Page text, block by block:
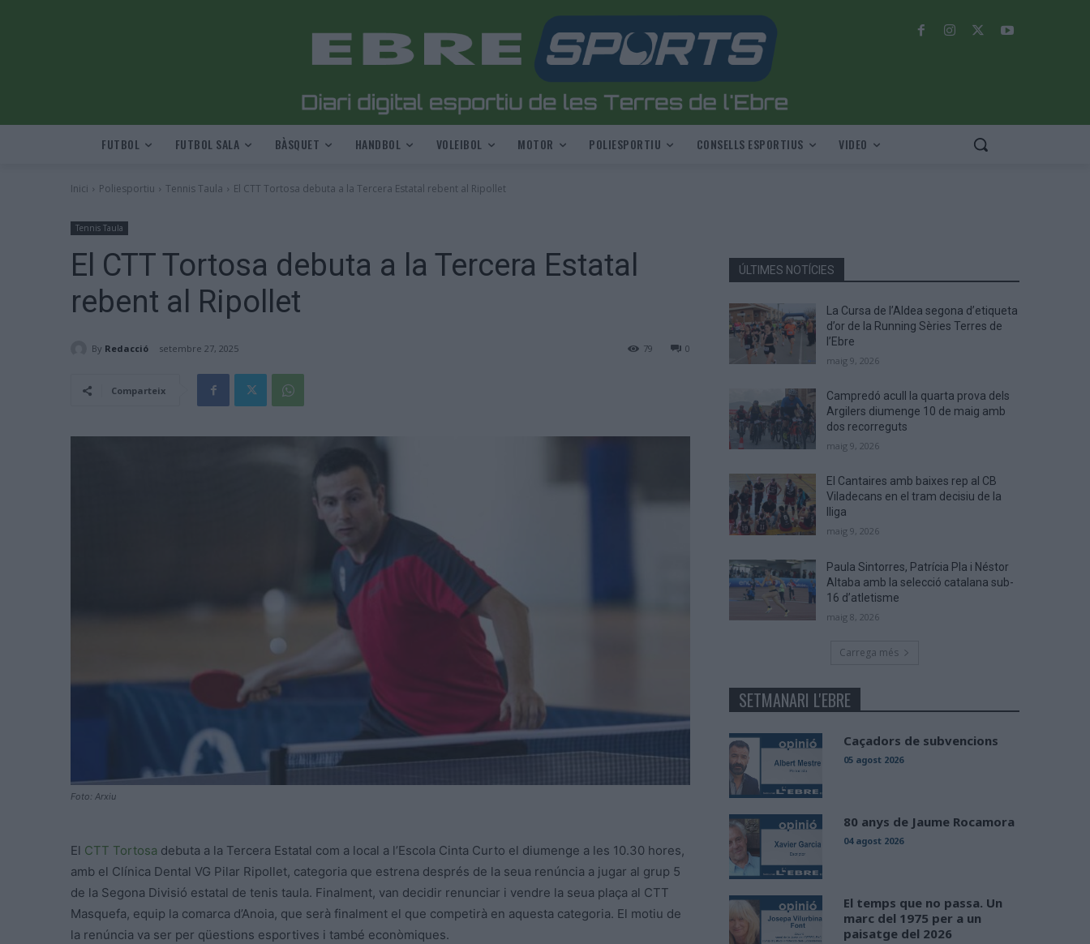
FUTBOL FUTBOL SALA BÀSQUET HANDBOL VOLEIBOL MOTOR POLIESPORTIU CONSELLS ESPORTIUS VIDEO
Inici Poliesportiu Tennis Taula El CTT Tortosa debuta a la Tercera Estatal rebent al Ripollet
Tennis Taula
El CTT Tortosa debuta a la Tercera Estatal
rebent al Ripollet
By Redacció setembre 27, 2025 0
79
Comparteix
Foto: Arxiu
El CTT Tortosa debuta a la Tercera Estatal com a local a l’Escola Cinta Curto el diumenge a les 10.30 hores,
amb el Clínica Dental VG Pilar Ripollet, categoria que estrena després de la seua renúncia a jugar al grup 5
de la Segona Divisió estatal de tenis taula. Finalment, van decidir renunciar i vendre la seua plaça al CTT
Masquefa, equip la comarca d’Anoia, que serà finalment el que competirà en aquesta categoria. El motiu de
la renúncia va ser per qüestions esportives i també econòmiques.
ÚLTIMES NOTÍCIES
La Cursa de l’Aldea segona d’etiqueta
d’or de la Running Sèries Terres de
l’Ebre
maig 9, 2026
Campredó acull la quarta prova dels
Argilers diumenge 10 de maig amb
dos recorreguts
maig 9, 2026
El Cantaires amb baixes rep al CB
Viladecans en el tram decisiu de la
lliga
maig 9, 2026
Paula Sintorres, Patrícia Pla i Néstor
Altaba amb la selecció catalana sub-
16 d’atletisme
maig 8, 2026
Carrega més
SETMANARI L'EBRE
Caçadors de subvencions
05 agost 2026
80 anys de Jaume Rocamora
04 agost 2026
El temps que no passa. Un
marc del 1975 per a un
paisatge del 2026